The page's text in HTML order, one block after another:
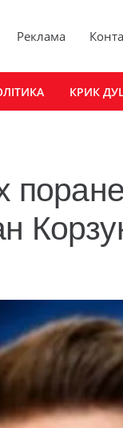
Реклама
КРИК